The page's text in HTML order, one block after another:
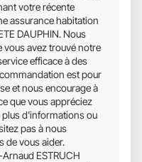
votre récente
assurance habitation
DAUPHIN. Nous
vous avez trouvé notre
efficace à des
est pour
et nous encourage à
que vous appréciez
plus d'informations ou
pas à nous
de vous aider.
ESTRUCH